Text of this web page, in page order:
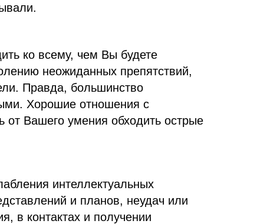
ко всему, чем Вы будете
неожиданных препятствий,
Правда, большинство
Хорошие отношения с
от Вашего умения обходить острые
интеллектуальных
и планов, неудач или
в контактах и получении